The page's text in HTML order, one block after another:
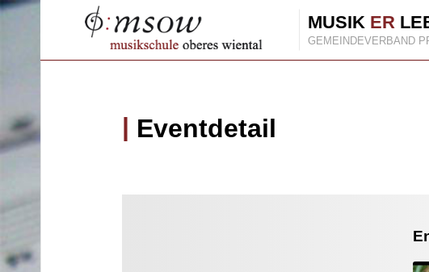
MUSIK ER
GEMEINDEVERBAND
Eventdetail